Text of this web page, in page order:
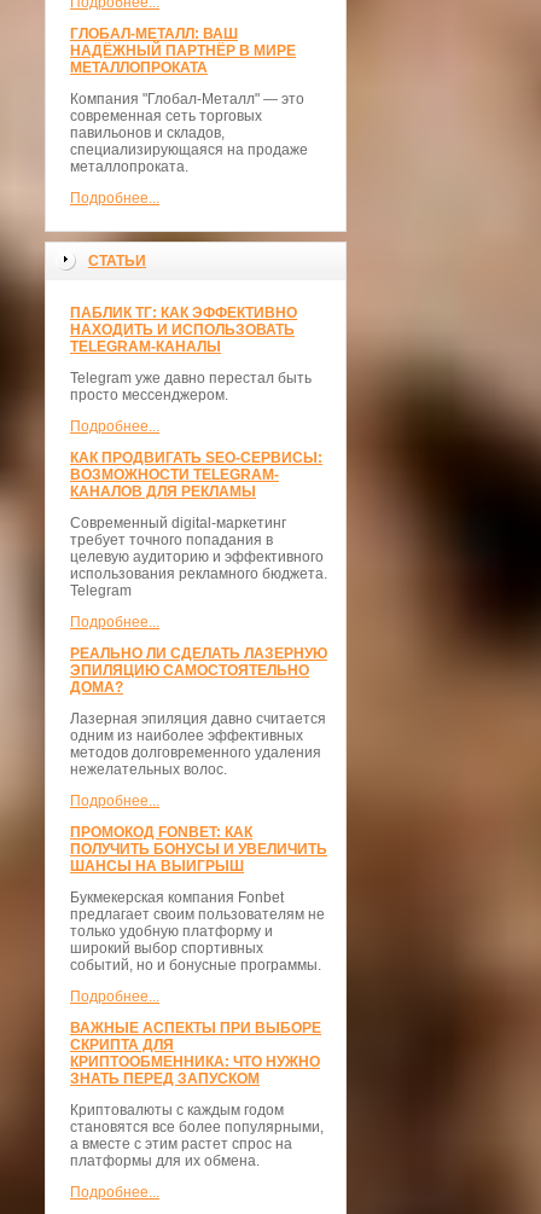
ГЛОБАЛ-МЕТАЛЛ: ВАШ
НАДЁЖНЫЙ ПАРТНЁР В МИРЕ
МЕТАЛЛОПРОКАТА
Компания "Глобал-Металл" — это
современная сеть торговых
павильонов и складов,
специализирующаяся на продаже
металлопроката.
Подробнее...
СТАТЬИ
ПАБЛИК ТГ: КАК ЭФФЕКТИВНО
НАХОДИТЬ И ИСПОЛЬЗОВАТЬ
TELEGRAM-КАНАЛЫ
Telegram уже давно перестал быть
просто мессенджером.
Подробнее...
КАК ПРОДВИГАТЬ SEO-СЕРВИСЫ:
ВОЗМОЖНОСТИ TELEGRAM-
КАНАЛОВ ДЛЯ РЕКЛАМЫ
Современный digital-маркетинг
требует точного попадания в
целевую аудиторию и эффективного
использования рекламного бюджета.
Telegram
Подробнее...
РЕАЛЬНО ЛИ СДЕЛАТЬ ЛАЗЕРНУЮ
ЭПИЛЯЦИЮ САМОСТОЯТЕЛЬНО
ДОМА?
Лазерная эпиляция давно считается
одним из наиболее эффективных
методов долговременного удаления
нежелательных волос.
Подробнее...
ПРОМОКОД FONBET: КАК
ПОЛУЧИТЬ БОНУСЫ И УВЕЛИЧИТЬ
ШАНСЫ НА ВЫИГРЫШ
Букмекерская компания Fonbet
предлагает своим пользователям не
только удобную платформу и
широкий выбор спортивных
событий, но и бонусные программы.
Подробнее...
ВАЖНЫЕ АСПЕКТЫ ПРИ ВЫБОРЕ
СКРИПТА ДЛЯ
КРИПТООБМЕННИКА: ЧТО НУЖНО
ЗНАТЬ ПЕРЕД ЗАПУСКОМ
Криптовалюты с каждым годом
становятся все более популярными,
а вместе с этим растет спрос на
платформы для их обмена.
Подробнее...